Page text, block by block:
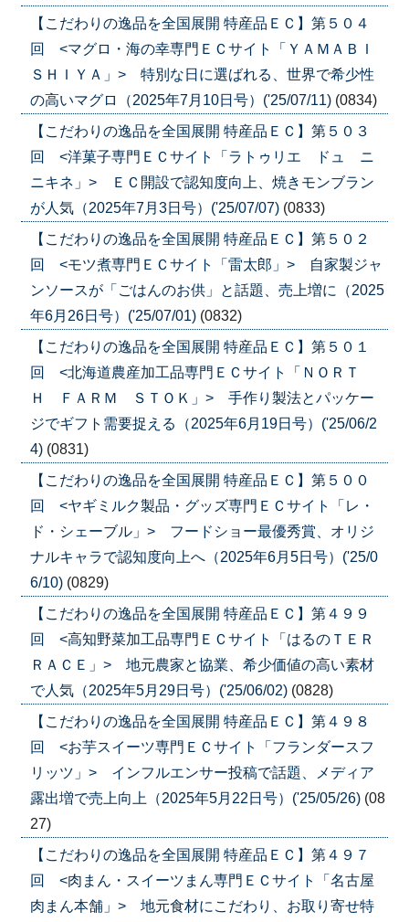
【こだわりの逸品を全国展開 特産品ＥＣ】第５０４
回 <マグロ・海の幸専門ＥＣサイト「ＹＡＭＡＢＩ
ＳＨＩＹＡ」> 特別な日に選ばれる、世界で希少性
の高いマグロ（2025年7月10日号）('25/07/11) (0834)
【こだわりの逸品を全国展開 特産品ＥＣ】第５０３
回 <洋菓子専門ＥＣサイト「ラトゥリエ ドュ ニ
ニキネ」> ＥＣ開設で認知度向上、焼きモンブラン
が人気（2025年7月3日号）('25/07/07) (0833)
【こだわりの逸品を全国展開 特産品ＥＣ】第５０２
回 <モツ煮専門ＥＣサイト「雷太郎」> 自家製ジャ
ンソースが「ごはんのお供」と話題、売上増に（2025
年6月26日号）('25/07/01) (0832)
【こだわりの逸品を全国展開 特産品ＥＣ】第５０１
回 <北海道農産加工品専門ＥＣサイト「ＮＯＲＴ
Ｈ ＦＡＲＭ ＳＴＯＫ」> 手作り製法とパッケー
ジでギフト需要捉える（2025年6月19日号）('25/06/2
4) (0831)
【こだわりの逸品を全国展開 特産品ＥＣ】第５００
回 <ヤギミルク製品・グッズ専門ＥＣサイト「レ・
ド・シェーブル」> フードショー最優秀賞、オリジ
ナルキャラで認知度向上へ（2025年6月5日号）('25/0
6/10) (0829)
【こだわりの逸品を全国展開 特産品ＥＣ】第４９９
回 <高知野菜加工品専門ＥＣサイト「はるのＴＥＲ
ＲＡＣＥ」> 地元農家と協業、希少価値の高い素材
で人気（2025年5月29日号）('25/06/02) (0828)
【こだわりの逸品を全国展開 特産品ＥＣ】第４９８
回 <お芋スイーツ専門ＥＣサイト「フランダースフ
リッツ」> インフルエンサー投稿で話題、メディア
露出増で売上向上（2025年5月22日号）('25/05/26) (08
27)
【こだわりの逸品を全国展開 特産品ＥＣ】第４９７
回 <肉まん・スイーツまん専門ＥＣサイト「名古屋
肉まん本舗」> 地元食材にこだわり、お取り寄せ特